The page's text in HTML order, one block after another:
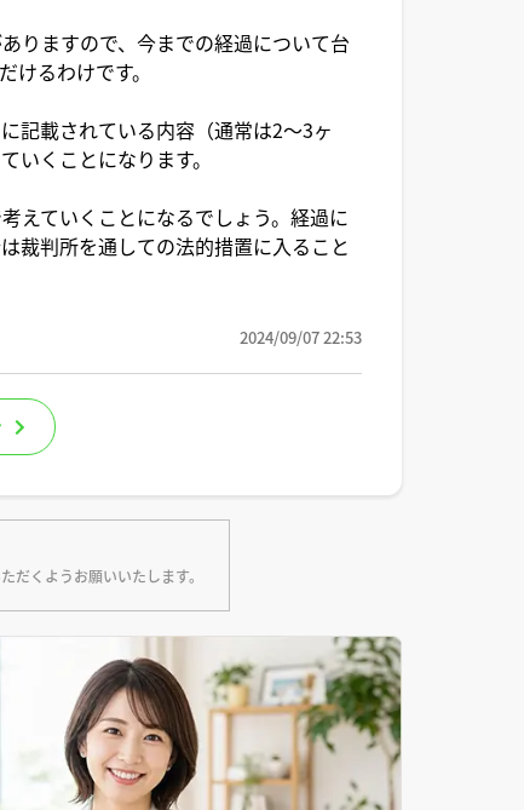
りますので、今までの経過について台
るわけです。
記載されている内容（通常は2～3ヶ
いくことになります。
えていくことになるでしょう。経過に
裁判所を通しての法的措置に入ること
2024/09/07 22:53
だくようお願いいたします。